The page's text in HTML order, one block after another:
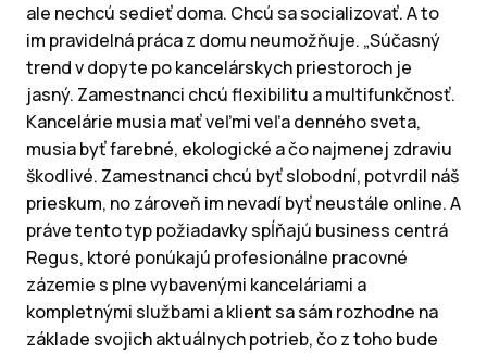
ale nechcú sedieť doma. Chcú sa socializovať. A to
im pravidelná práca z domu neumožňuje. „Súčasný
trend v dopyte po kancelárskych priestoroch je
jasný. Zamestnanci chcú flexibilitu a multifunkčnosť.
Kancelárie musia mať veľmi veľa denného sveta,
musia byť farebné, ekologické a čo najmenej zdraviu
škodlivé. Zamestnanci chcú byť slobodní, potvrdil náš
prieskum, no zároveň im nevadí byť neustále online. A
práve tento typ požiadavky spĺňajú business centrá
Regus, ktoré ponúkajú profesionálne pracovné
zázemie s plne vybavenými kanceláriami a
kompletnými službami a klient sa sám rozhodne na
základe svojich aktuálnych potrieb, čo z toho bude